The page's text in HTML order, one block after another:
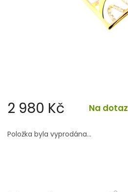
2 980 Kč Na dotaz
cena:
Položka byla vyprodána…